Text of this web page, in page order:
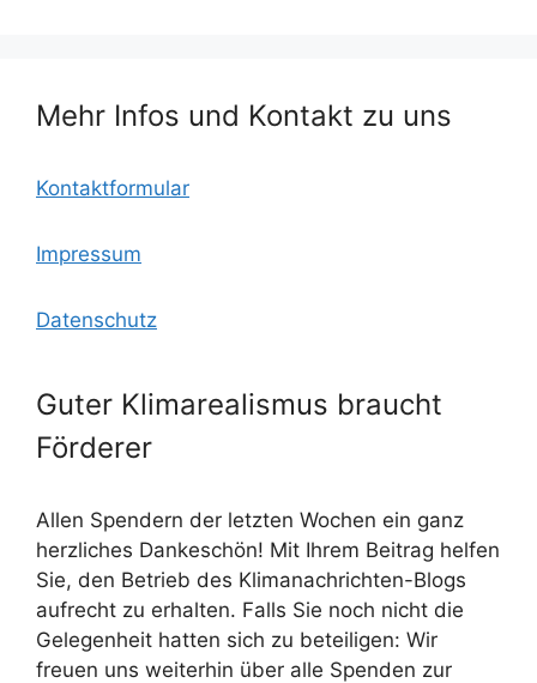
k
m
Mehr Infos und Kontakt zu uns
Kontaktformular
Impressum
Datenschutz
Guter Klimarealismus braucht
Förderer
Allen Spendern der letzten Wochen ein ganz
herzliches Dankeschön! Mit Ihrem Beitrag helfen
Sie, den Betrieb des Klimanachrichten-Blogs
aufrecht zu erhalten. Falls Sie noch nicht die
Gelegenheit hatten sich zu beteiligen: Wir
freuen uns weiterhin über alle Spenden zur